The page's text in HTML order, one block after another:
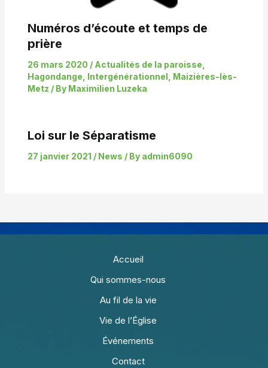
Numéros d’écoute et temps de
prière
26 mars 2020 / Actualités de la paroisse
Hagondange Intergénérationnel Maizières-lès-
Metz / By Maximilien Luzeka
Loi sur le Séparatisme
27 janvier 2021 / News / By admin6090
Accueil
Qui sommes-nous
Au fil de la vie
Vie de l’Église
Événements
Contact